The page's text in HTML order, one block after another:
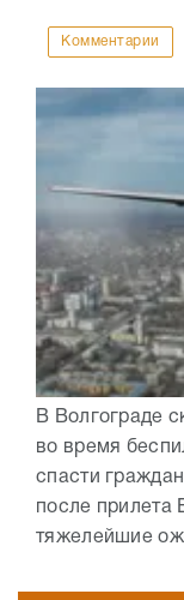
Комментарии
В Волгограде
во время
спасти
после прилета
тяжелейшие